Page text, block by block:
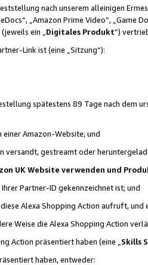
nach unserem alleinigen
„Amazon Prime Video“, „Game
ein „ Digitales Produkt“)
Link ist (eine „Sitzung“):
spätestens 89 Tage nach dem
Amazon-Website; und
gestreamt oder
UK Website verwenden und
Partner-ID gekennzeichnet ist; und
Alexa Shopping Action aufruft, und
Weise die Alexa Shopping Action
Action präsentiert haben (eine „ Skills
haben, entweder: